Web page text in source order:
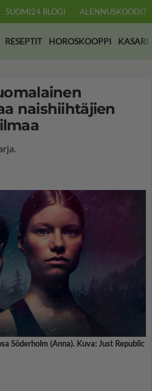
SUOMI24 BLOGI ALENNUSKOODIT
RESEPTIT HOROSKOOPPI KASARI
naishiihtäjien
Söderholm (Anna). Kuva: Just Republic